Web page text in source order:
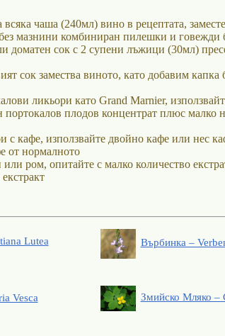
чаша (240мл) вино в рецептата,
мазнини комбиниран пилешки и говежди
доматен сок с 2 супени лъжици (30мл)
сок замества виното, като добавим капка
ликьори като Grand Marnier,
портокалов плодов концентрат плюс малко
с кафе, използвайте двойно кафе или нес
от нормалното
или ром, опитайте с малко количество
Lutea Върбинка –
Vesca Змийско Мляко –